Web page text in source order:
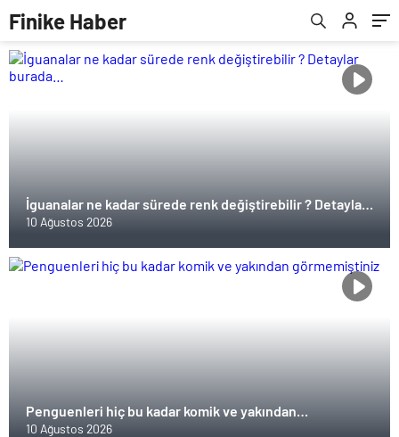
Finike Haber
İguanalar ne kadar sürede renk değiştirebilir ? Detaylar
burada…
10 Ağustos 2026
Penguenleri hiç bu kadar komik ve yakından
görmemiştiniz
10 Ağustos 2026